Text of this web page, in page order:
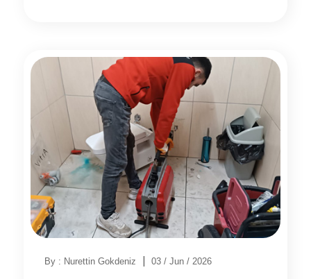
By : Nurettin Gokdeniz 03 / Jun / 2026